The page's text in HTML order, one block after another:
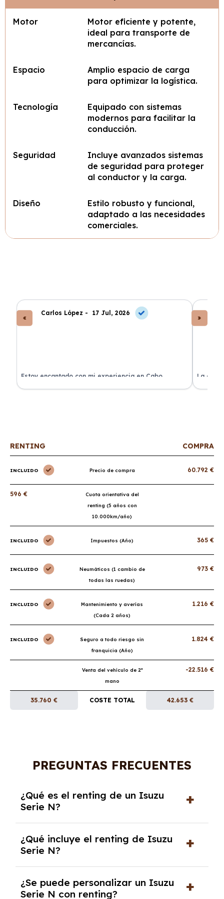
Motor
Motor eficiente y potente,
ideal para transporte de
mercancías.
Espacio
Amplio espacio de carga
para optimizar la logística.
Tecnología
Equipado con sistemas
modernos para facilitar la
conducción.
Seguridad
Incluye avanzados sistemas
de seguridad para proteger
al conductor y la carga.
Diseño
Estilo robusto y funcional,
adaptado a las necesidades
comerciales.
Carlos López - 17 Jul, 2026
Estoy encantado con mi experiencia en Cabo
Renting. El coche llegó en perfectas condiciones y sin
La
de
RENTING COMPRA
INCLUIDO Precio de compra 60.792 €
596 €
Cuota orientativa del
renting (5 años con
10.000km/año)
INCLUIDO Impuestos (Año) 365 €
INCLUIDO
Neumáticos (1 cambio de
todas las ruedas)
973 €
INCLUIDO
Mantenimiento y averías
(Cada 2 años)
1.216 €
INCLUIDO
Seguro a todo riesgo sin
franquicia (Año)
1.824 €
Venta del vehículo de 2ª
mano
-22.516 €
35.760 € COSTE TOTAL 42.653 €
PREGUNTAS FRECUENTES
¿Qué es el renting de un Isuzu
Serie N?
de alquiler a largo plazo en el que pagas una
cuota mensual fija por el uso del coche
durante un periodo determinado,
generalmente entre 2 y 5 años.
¿Qué incluye el renting de Isuzu
Serie N?
seguro a todo riesgo, mantenimiento,
reparaciones, impuestos, asistencia en
¿Se puede personalizar un Isuzu
Serie N con renting?